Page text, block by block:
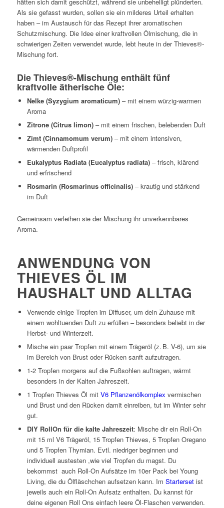
Als sie gefasst wurden, sollen sie ein milderes Urteil erhalten
haben – im Austausch für das Rezept ihrer aromatischen
Schutzmischung. Die Idee einer kraftvollen Ölmischung, die in
schwierigen Zeiten verwendet wurde, lebt heute in der Thieves®-
Mischung fort.
Die Thieves®-Mischung enthält fünf
kraftvolle ätherische Öle:
Nelke (Syzygium aromaticum)– mit einem würzig-warmen
Aroma
Zitrone (Citrus limon)– mit einem frischen, belebenden Duft
Zimt (Cinnamomum verum)– mit einem intensiven,
wärmenden Duftprofil
Eukalyptus Radiata (Eucalyptus radiata)– frisch, klärend
und erfrischend
Rosmarin (Rosmarinus officinalis)– krautig und stärkend
im Duft
Gemeinsam verleihen sie der Mischung ihr unverkennbares
Aroma.
ANWENDUNG VON
THIEVES ÖL IM
HAUSHALT UND ALLTAG
Verwende einige Tropfen im Diffuser, um dein Zuhause mit
einem wohltuenden Duft zu erfüllen – besonders beliebt in der
Herbst- und Winterzeit.
Mische ein paar Tropfen mit einem Trägeröl (z. B. V-6), um sie
im Bereich von Brust oder Rücken sanft aufzutragen.
1-2 Tropfen morgens auf die Fußsohlen auftragen, wärmt
besonders in der Kalten Jahreszeit.
1 Tropfen Thieves Öl mit V6 Pflanzenölkomplex vermischen
und Brust und den Rücken damit einreiben, tut im Winter sehr
gut.
DIY RollOn für die kalte Jahreszeit: Mische dir ein Roll-On
mit 15 ml V6 Trägeröl, 15 Tropfen Thieves, 5 Tropfen Oregano
und 5 Tropfen Thymian. Evtl. niedriger beginnen und
individuell austesten ,wie viel Tropfen du magst. Du
bekommst auch Roll-On Aufsätze im 10er Pack bei Young
Living, die du Ölfläschchen aufsetzen kann. Im Startersetist
jeweils auch ein Roll-On Aufsatz enthalten. Du kannst für
deine eigenen Roll Ons einfach leere Öl-Flaschen verwenden.